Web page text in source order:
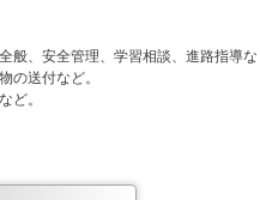
般、安全管理、学習相談、進路指導な
の送付など。
ど。